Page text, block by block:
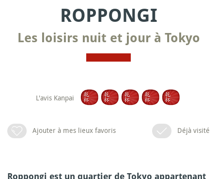
ROPPONGI
Les loisirs nuit et jour à Tokyo
L'avis Kanpai
Ajouter à mes lieux favoris Déjà visité
Roppongi est un quartier de Tokyo appartenant